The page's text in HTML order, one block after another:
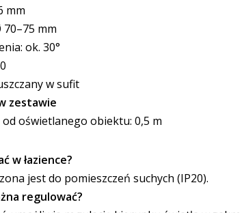
mm
mm
ok. 30°
w sufit
zestawie
od oświetlanego obiektu: 0,5 m
w łazience?
jest do pomieszczeń suchych (IP20).
regulować?